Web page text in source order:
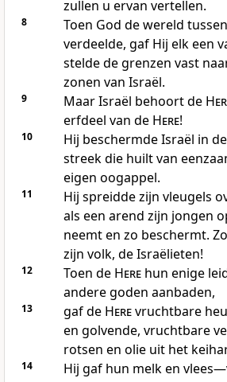
zullen u ervan vertellen.
8
Toen God de wereld
verdeelde, gaf Hij elk een
stelde de grenzen vast
zonen van Israël.
9 Maar Israël behoort de
erfdeel van de Here!
10
Hij beschermde Israël in
streek die huilt van
eigen oogappel.
11
Hij spreidde zijn vleugels
als een arend zijn jongen
neemt en zo beschermt.
zijn volk, de Israëlieten!
12 Toen de Herehun enige
andere goden aanbaden,
13 gaf de Herevruchtbare
en golvende, vruchtbare
rotsen en olie uit het
14
Hij gaf hun melk en